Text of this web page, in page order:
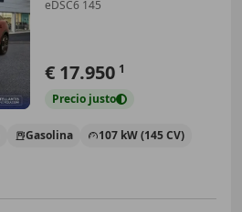
eDSC6 145
€ 17.950 1
Precio justo
Gasolina 107 kW (145 CV)